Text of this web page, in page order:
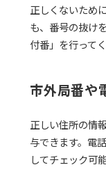
正しくないため
も、番号の抜け
付番」を行ってく
市外局番や
正しい住所の情
与できます。電
してチェック可能